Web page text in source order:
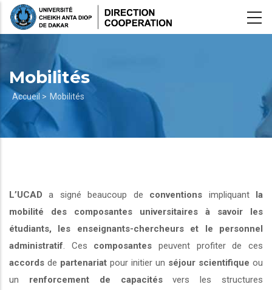
Aller
Mobilités
Fil
d'Ariane
Accueil > Mobilités
L’UCAD a signé beaucoup de conventions impliquant la
mobilité des composantes universitaires à savoir les
étudiants, les enseignants-chercheurs et le personnel
administratif . Ces composantes peuvent profiter de ces
accords de partenariat pour initier un séjour scientifique ou
un renforcement de capacitésvers les structures